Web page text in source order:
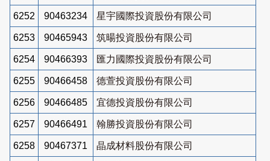
6252 90463234 星宇國際投資股份有限公司
6253 90465943 筑暘投資股份有限公司
6254 90466393 匯力國際投資股份有限公司
6255 90466458 德萱投資股份有限公司
6256 90466485 宜德投資股份有限公司
6257 90466491 翰勝投資股份有限公司
6258 90467371 晶成材料股份有限公司